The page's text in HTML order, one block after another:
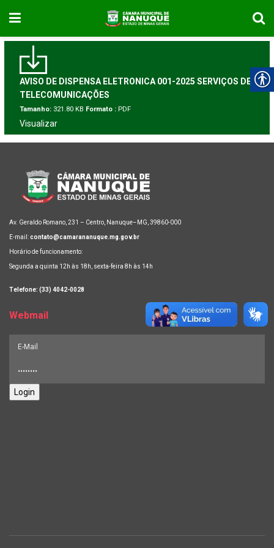
AVISO DE DISPENSA ELETRONICA 001-2025 SERVIÇOS DE
TELECOMUNICAÇÕES
Tamanho: 321.80 KB Formato : PDF
Visualizar
Av. Geraldo Romano, 231 – Centro, Nanuque–MG, 39860-000
E-mail:contato@camarananuque.mg.gov.br
Horário de funcionamento:
Segunda a quinta 12h às 18h, sexta-feira 8h às 14h
Telefone: (33) 4042-0028
Webmail
Login